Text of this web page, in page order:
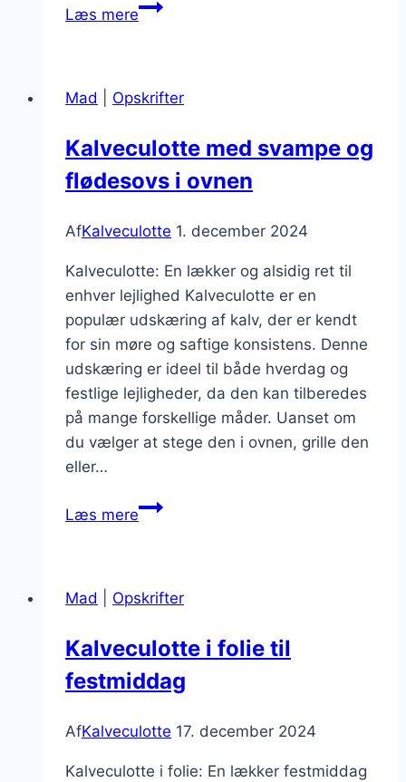
Læs mereKalveculotte
rodfrugter
Mad Opskrifter
Kalveculotte med svampe og
flødesovs i ovnen
AfKalveculotte 1. december 2024
Kalveculotte: En lækker og alsidig ret til
enhver lejlighed Kalveculotte er en
populær udskæring af kalv, der er kendt
for sin møre og saftige konsistens. Denne
udskæring er ideel til både hverdag og
festlige lejligheder, da den kan tilberedes
på mange forskellige måder. Uanset om
du vælger at stege den i ovnen, grille den
eller…
Læs mereKalveculotte
flødesovs
ovnen
Mad Opskrifter
Kalveculotte i folie til
festmiddag
AfKalveculotte 17. december 2024
Kalveculotte i folie: En lækker festmiddag